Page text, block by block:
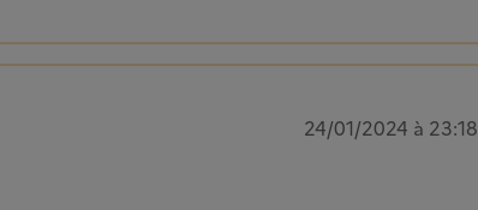
24/01/2024 à 23:18